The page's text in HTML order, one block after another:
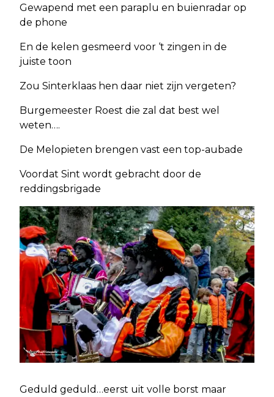
Gewapend met een paraplu en buienradar op
de phone
En de kelen gesmeerd voor ‘t zingen in de
juiste toon
Zou Sinterklaas hen daar niet zijn vergeten?
Burgemeester Roest die zal dat best wel
weten….
De Melopieten brengen vast een top-aubade
Voordat Sint wordt gebracht door de
reddingsbrigade
Geduld geduld…eerst uit volle borst maar